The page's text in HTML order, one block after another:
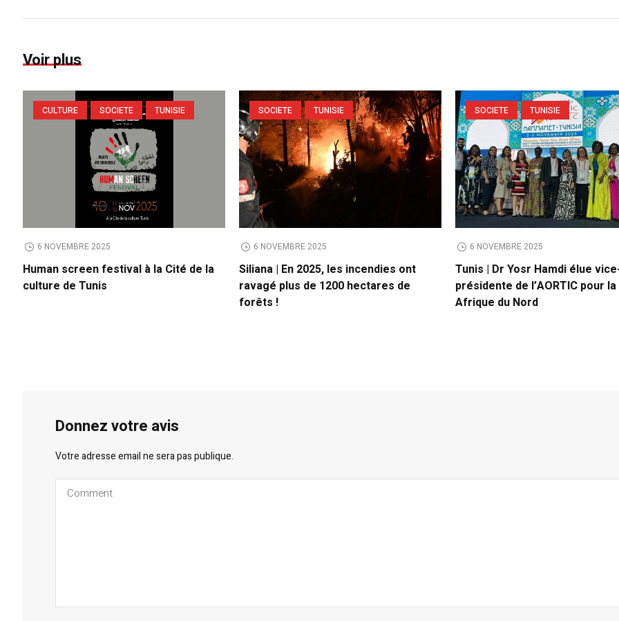
Voir plus
CULTURE SOCIETE TUNISIE
6 NOVEMBRE 2025
Human screen festival à la Cité de la
culture de Tunis
SOCIETE TUNISIE
6 NOVEMBRE 2025
Siliana | En 2025, les incendies ont
ravagé plus de 1200 hectares de
forêts !
SOCIETE TUNISIE
6 NOVEMBRE 2025
Tunis | Dr Yosr Hamdi élue
présidente de l’AORTIC pour
Afrique du Nord
Donnez votre avis
Votre adresse email ne sera pas publique.